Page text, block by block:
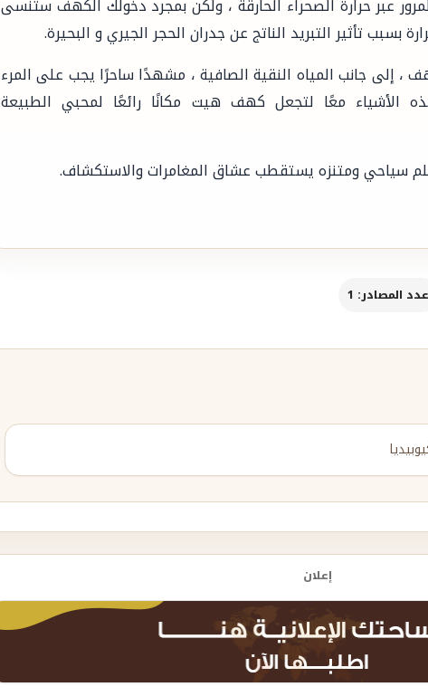
عبر حرارة الصحراء الحارقة ، ولكن بمجرد دخولك الكهف ستنسى
بسبب تأثير التبريد الناتج عن جدران الحجر الجيري و البحيرة.
، إلى جانب المياه النقية الصافية ، مشهدًا ساحرًا يجب على المرء
الأشياء معًا لتجعل كهف هيت مكانًا رائعًا لمحبي الطبيعة
سياحي ومتنزه يستقطب عشاق المغامرات والاستكشاف.
عدد المصادر: 1
إعلان